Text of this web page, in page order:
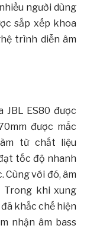
người dùng
sắp xếp khoa
trình diễn âm
ES80 được
được mắc
từ chất liệu
tốc độ nhanh
Cùng với đó, âm
Trong khi xung
khắc chế hiện
nhận âm bass